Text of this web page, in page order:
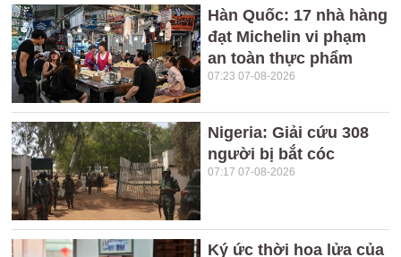
Hàn Quốc: 17 nhà hàng
đạt Michelin vi phạm
an toàn thực phẩm
07:23 07-08-2026
Nigeria: Giải cứu 308
người bị bắt cóc
07:17 07-08-2026
Ký ức thời hoa lửa của